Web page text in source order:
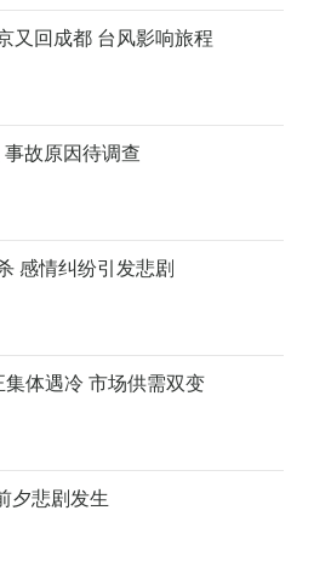
又回成都 台风影响旅程
故原因待调查
感情纠纷引发悲剧
体遇冷 市场供需双变
夕悲剧发生